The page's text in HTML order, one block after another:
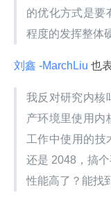
的优化方式是要
程度的发挥整体
刘鑫 -MarchLiu 也
我反对研究内核
产环境里使用内
工作中使用的技
还是 2048，搞
性能高了？能找